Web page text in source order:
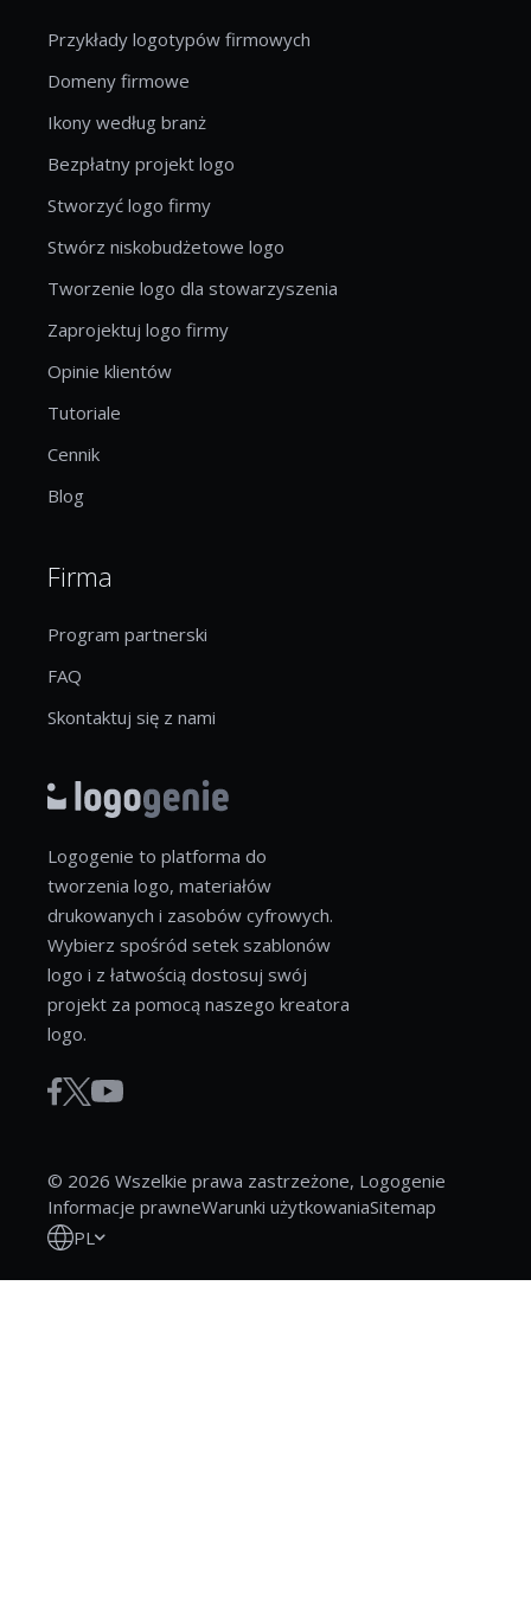
Przykłady logotypów firmowych
Domeny firmowe
Ikony według branż
Bezpłatny projekt logo
Stworzyć logo firmy
Stwórz niskobudżetowe logo
Tworzenie logo dla stowarzyszenia
Zaprojektuj logo firmy
Opinie klientów
Tutoriale
Cennik
Blog
Firma
Program partnerski
FAQ
Skontaktuj się z nami
Logogenie to platforma do
tworzenia logo, materiałów
drukowanych i zasobów cyfrowych.
Wybierz spośród setek szablonów
logo i z łatwością dostosuj swój
projekt za pomocą naszego kreatora
logo.
© 2026 Wszelkie prawa zastrzeżone, Logogenie
Informacje prawneWarunki użytkowaniaSitemap
PL